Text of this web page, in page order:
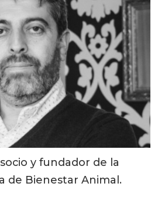
y fundador de la
de Bienestar Animal.